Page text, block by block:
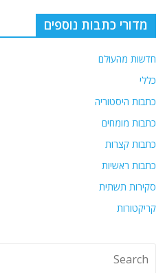
מדורי כתבות נוספים
חדשות מהעולם
כללי
כתבות היסטוריה
כתבות מומחים
כתבות קצרות
כתבות ראשיות
סקירות תשתית
קריקטורות